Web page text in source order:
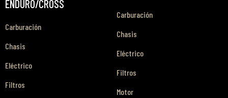
ENDURO/CROSS
Carburación
Chasis
Eléctrico
Filtros
Carburación
Chasis
Eléctrico
Filtros
Motor